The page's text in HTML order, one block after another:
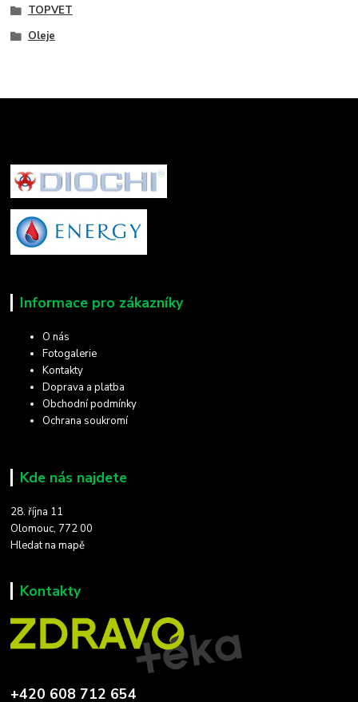
TOPVET
Oleje
Informace pro zákazníky
O nás
Fotogalerie
Kontakty
Doprava a platba
Obchodní podmínky
Ochrana soukromí
Kde nás najdete
28. října 11
Olomouc, 772 00
Hledat na mapě
Kontakty
+420 608 712 654